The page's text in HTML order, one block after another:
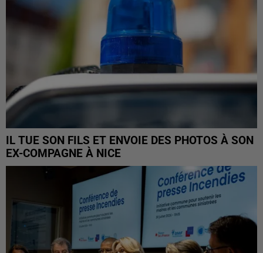
IL TUE SON FILS ET ENVOIE DES PHOTOS À SON
EX-COMPAGNE À NICE